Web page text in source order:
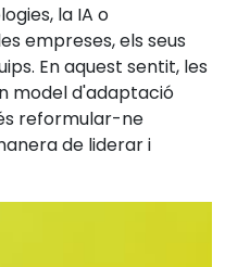
la IA o
empreses, els seus
En aquest sentit, les
model d'adaptació
reformular-ne
de liderar i